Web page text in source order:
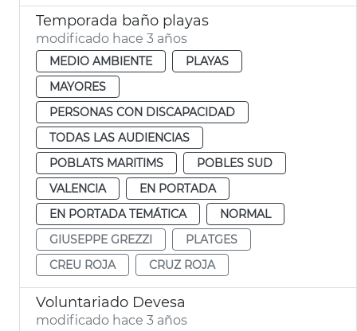
Temporada baño playas
modificado hace 3 años
MEDIO AMBIENTE
PLAYAS
MAYORES
PERSONAS CON DISCAPACIDAD
TODAS LAS AUDIENCIAS
POBLATS MARITIMS
POBLES SUD
VALENCIA
EN PORTADA
EN PORTADA TEMÁTICA
NORMAL
GIUSEPPE GREZZI
PLATGES
CREU ROJA
CRUZ ROJA
Voluntariado Devesa
modificado hace 3 años